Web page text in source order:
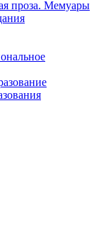
проза. Мемуары